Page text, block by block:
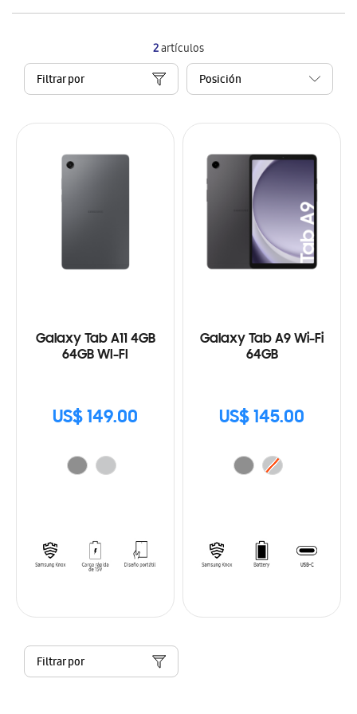
2artículos
Filtrar por
Galaxy Tab A11 4GB
64GB WI-FI
US$ 149.00
Galaxy Tab A9 Wi-Fi
64GB
US$ 145.00
Filtrar por